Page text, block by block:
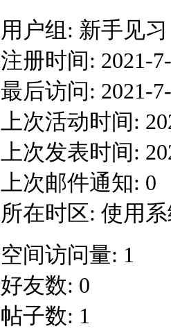
用户组: 新手见习
注册时间: 2021-
最后访问: 2021-
上次活动时间:
上次发表时间:
上次邮件通知: 0
所在时区: 使用
空间访问量: 1
好友数: 0
帖子数: 1